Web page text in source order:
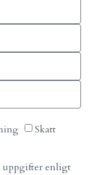
Skatt
uppgifter enligt